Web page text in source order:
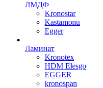
ЛМДФ
Kronostar
Kastamonu
Egger
Ламинат
Kronotex
HDM Elesgo
EGGER
kronospan